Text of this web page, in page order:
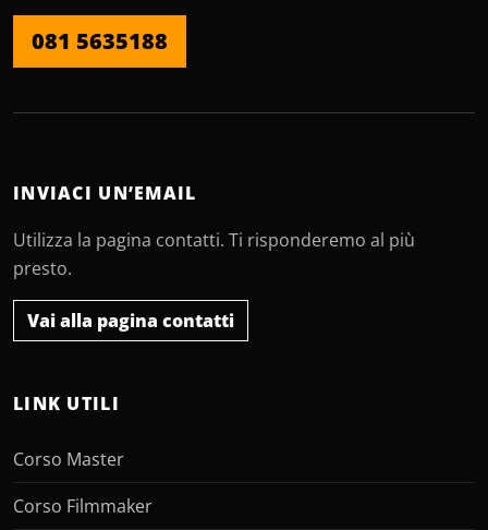
081 5635188
INVIACI UN’EMAIL
Utilizza la pagina contatti. Ti risponderemo al più
presto.
Vai alla pagina contatti
LINK UTILI
Corso Master
Corso Filmmaker